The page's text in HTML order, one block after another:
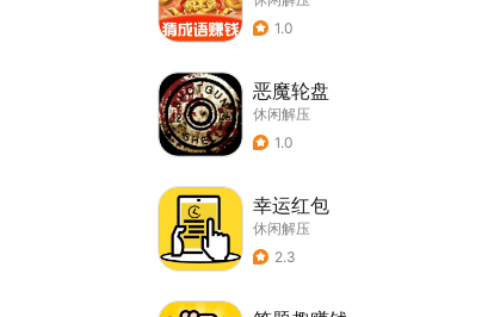
1.0
恶魔轮盘
休闲解压
1.0
幸运红包
休闲解压
2.3